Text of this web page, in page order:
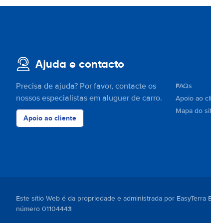
Ajuda e contacto
Precisa de ajuda? Por favor, contacte os
nossos especialistas em aluguer de carro.
Apoio ao cliente
FAQs
Apoio ao
Mapa do
Este sítio Web é da propriedade e administrada por
número 01104443